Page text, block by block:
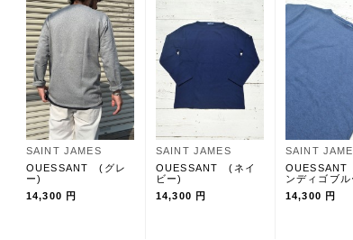
SAINT JAMES
OUESSANT (グレ
ー)
14,300 円
SAINT JAMES
OUESSANT (ネイ
ビー)
14,300 円
SAINT
ンディゴブル
14,300 円